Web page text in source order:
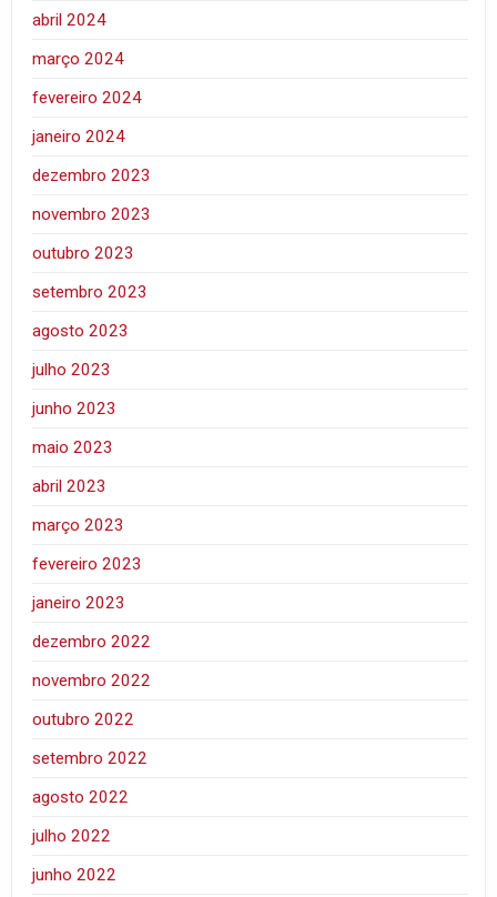
abril 2024
março 2024
fevereiro 2024
janeiro 2024
dezembro 2023
novembro 2023
outubro 2023
setembro 2023
agosto 2023
julho 2023
junho 2023
maio 2023
abril 2023
março 2023
fevereiro 2023
janeiro 2023
dezembro 2022
novembro 2022
outubro 2022
setembro 2022
agosto 2022
julho 2022
junho 2022